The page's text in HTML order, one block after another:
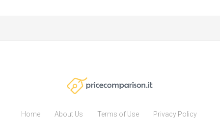
Home About Us Terms of Use Privacy Policy